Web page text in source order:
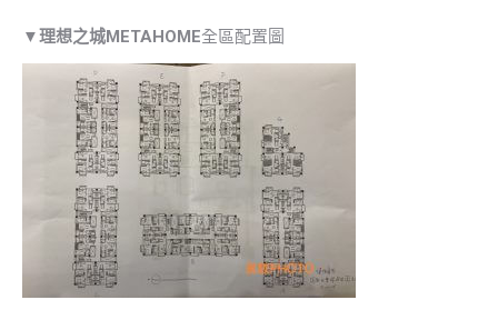
▼理想之城METAHOME全區配置圖